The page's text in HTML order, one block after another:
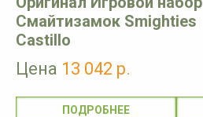
Смайтизамок Smighties
Castillo
Цена 13 042 р.
ПОДРОБНЕЕ